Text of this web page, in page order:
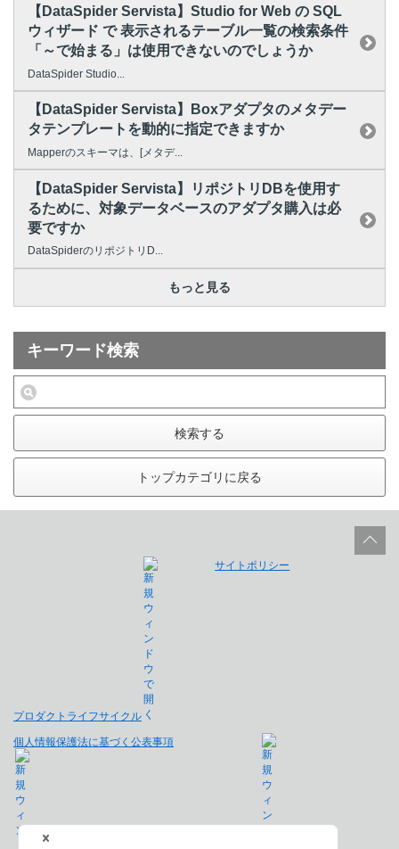
【DataSpider Servista】Studio for Web の SQL
ウィザード で 表示されるテーブル一覧の検索条件
「～で始まる」は使用できないのでしょうか
DataSpider Studio...
【DataSpider Servista】Boxアダプタのメタデー
タテンプレートを動的に指定できますか
Mapperのスキーマは、[メタデ...
【DataSpider Servista】リポジトリDBを使用す
るために、対象データベースのアダプタ購入は必
要ですか
DataSpiderのリポジトリD...
もっと見る
キーワード検索
検索する
トップカテゴリに戻る
プロダクトライフサイクル
サイトポリシー
個人情報保護法に基づく公表事項